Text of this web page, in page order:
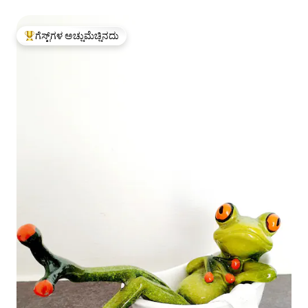
ಗೆಸ್ಟ್‌ಗಳಿಗೆ ಅತಿ ಹೆಚ್ಚು ಅಚ್ಚುಮೆಚ್ಚಿನದು
ಗೆಸ್ಟ್‌ಗಳ ಅಚ್ಚುಮೆಚ್ಚಿನದು